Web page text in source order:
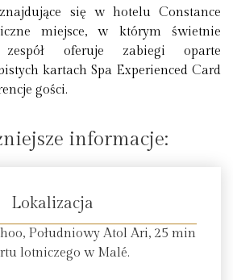
się w hotelu Constance
miejsce, w którym świetnie
zespół oferuje zabiegi oparte
kartach Spa Experienced Card
gości.
informacje:
Lokalizacja
Południowy Atol Ari, 25 min
lotniczego w Malé.